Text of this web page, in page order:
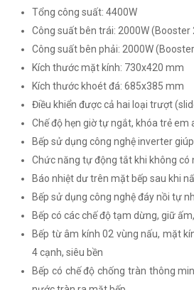
Tổng công suất: 4400W
Công suất bên trái: 2000W (Booster
Công suất bên phải: 2000W
Kích thước mặt kính: 730x420 mm
Kích thước khoét đá: 685x385 mm
Điều khiển được cả hai loại trượt
Chế độ hẹn giờ tự ngắt, khóa trẻ em
Bếp sử dụng công nghệ inverter
Chức năng tự động tắt khi không có
Báo nhiệt dư trên mặt bếp sau khi
Bếp sử dụng công nghệ đáy nồi tự
Bếp có các chế độ tạm dừng, giữ
Bếp từ âm kính 02 vùng nấu, mặt
4 cạnh, siêu bền
Bếp có chế độ chống tràn thông